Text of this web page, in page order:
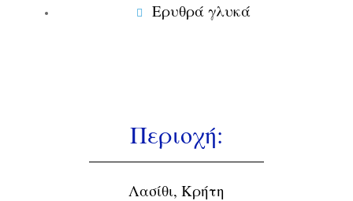
Ερυθρά γλυκά
Περιοχή:
Λασίθι, Κρήτη